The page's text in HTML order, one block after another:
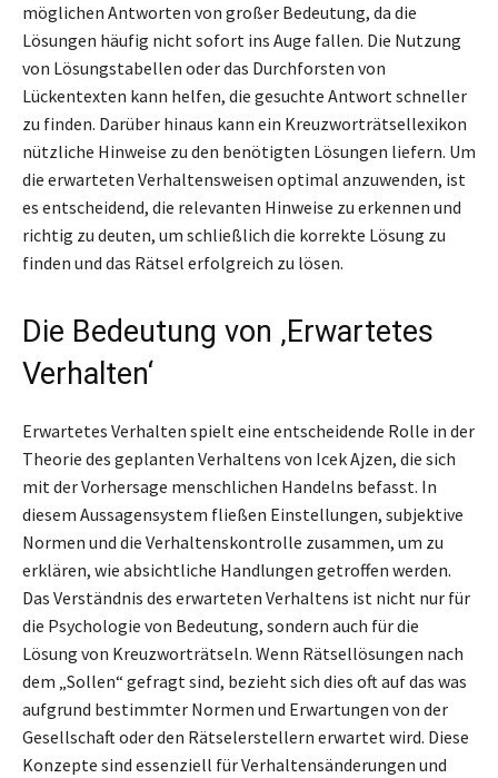
möglichen Antworten von großer Bedeutung, da die
Lösungen häufig nicht sofort ins Auge fallen. Die Nutzung
von Lösungstabellen oder das Durchforsten von
Lückentexten kann helfen, die gesuchte Antwort schneller
zu finden. Darüber hinaus kann ein Kreuzworträtsellexikon
nützliche Hinweise zu den benötigten Lösungen liefern. Um
die erwarteten Verhaltensweisen optimal anzuwenden, ist
es entscheidend, die relevanten Hinweise zu erkennen und
richtig zu deuten, um schließlich die korrekte Lösung zu
finden und das Rätsel erfolgreich zu lösen.
Die Bedeutung von ‚Erwartetes
Verhalten‘
Erwartetes Verhalten spielt eine entscheidende Rolle in der
Theorie des geplanten Verhaltens von Icek Ajzen, die sich
mit der Vorhersage menschlichen Handelns befasst. In
diesem Aussagensystem fließen Einstellungen, subjektive
Normen und die Verhaltenskontrolle zusammen, um zu
erklären, wie absichtliche Handlungen getroffen werden.
Das Verständnis des erwarteten Verhaltens ist nicht nur für
die Psychologie von Bedeutung, sondern auch für die
Lösung von Kreuzworträtseln. Wenn Rätsellösungen nach
dem „Sollen“ gefragt sind, bezieht sich dies oft auf das was
aufgrund bestimmter Normen und Erwartungen von der
Gesellschaft oder den Rätselerstellern erwartet wird. Diese
Konzepte sind essenziell für Verhaltensänderungen und